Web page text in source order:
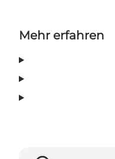
Mehr erfahren